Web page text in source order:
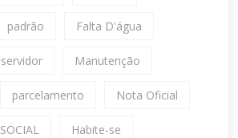
padrão Falta D'água
servidor Manutenção
parcelamento Nota Oficial
SOCIAL Habite-se